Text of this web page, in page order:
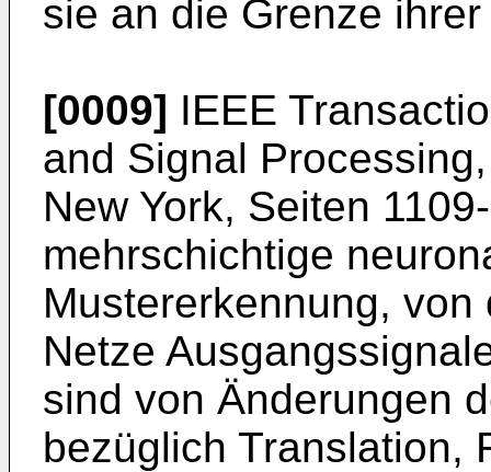
sie an die Grenze
[0009] IEEE
and Signal
New York, Seiten
mehrschichtige
Mustererkennung,
Netze
sind von Änderungen
bezüglich Translation,